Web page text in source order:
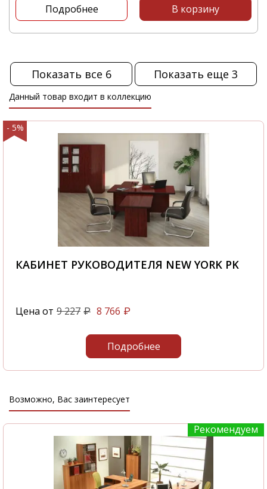
Подробнее В корзину
Показать все 6 Показать еще 3
Данный товар входит в коллекцию
- 5%
КАБИНЕТ РУКОВОДИТЕЛЯ NEW YORK PK
Цена от 9 227 ₽ 8 766 ₽
Подробнее
Возможно, Вас заинтересует
Рекомендуем